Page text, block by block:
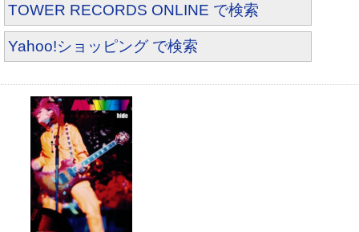
TOWER RECORDS ONLINE で検索
Yahoo!ショッピング で検索